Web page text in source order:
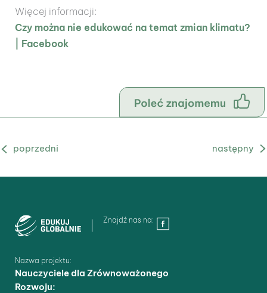
Więcej informacji:
Czy można nie edukować na temat zmian klimatu?
| Facebook
Poprzedni Aktualność Następny Aktualność
Znajdź nas na:
Nazwa projektu:
Nauczyciele dla Zrównoważonego
Rozwoju: